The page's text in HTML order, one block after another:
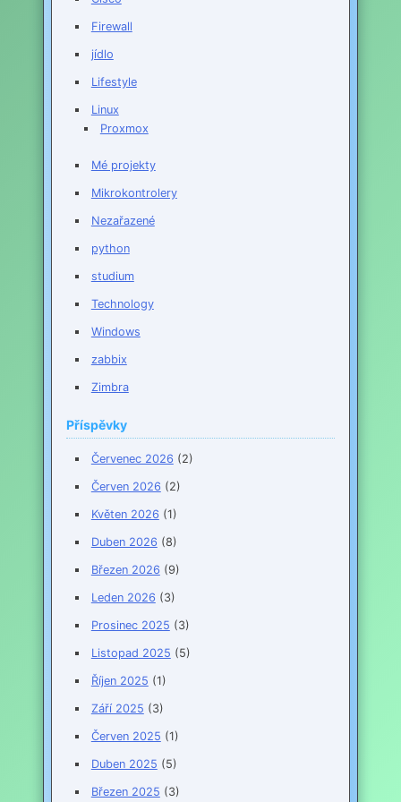
Firewall
jídlo
Lifestyle
Linux
Proxmox
Mé projekty
Mikrokontrolery
Nezařazené
python
studium
Technology
Windows
zabbix
Zimbra
Příspěvky
Červenec 2026 (2)
Červen 2026 (2)
Květen 2026 (1)
Duben 2026 (8)
Březen 2026 (9)
Leden 2026 (3)
Prosinec 2025 (3)
Listopad 2025 (5)
Říjen 2025 (1)
Září 2025 (3)
Červen 2025 (1)
Duben 2025 (5)
Březen 2025 (3)